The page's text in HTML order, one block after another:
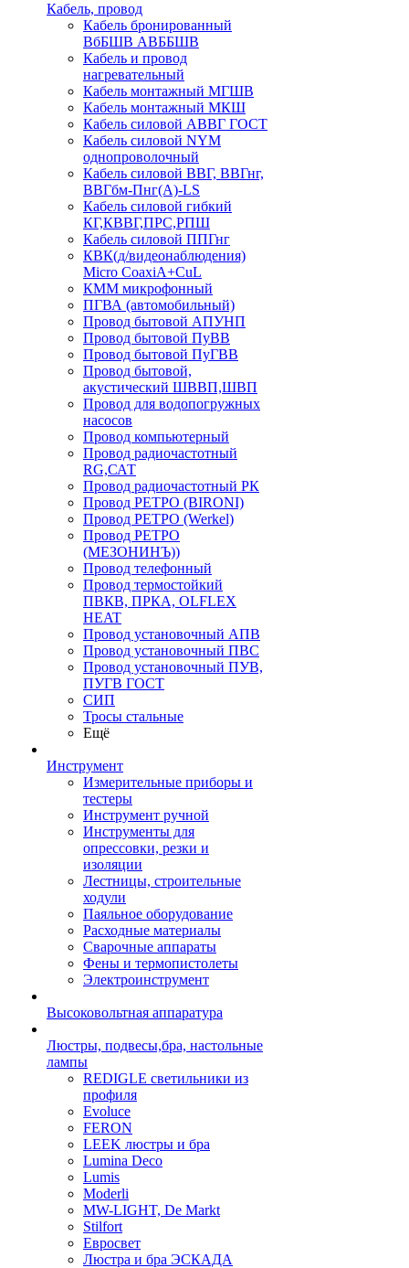
Кабель, провод
Кабель бронированный
ВбБШВ АВББШВ
Кабель и провод
нагревательный
Кабель монтажный МГШВ
Кабель монтажный МКШ
Кабель силовой АВВГ ГОСТ
Кабель силовой NYM
однопроволочный
Кабель силовой ВВГ, ВВГнг,
ВВГбм-Пнг(А)-LS
Кабель силовой гибкий
КГ,КВВГ,ПРС,РПШ
Кабель силовой ППГнг
КВК(д/видеонаблюдения)
Micro CoaxiA+CuL
КММ микрофонный
ПГВА (автомобильный)
Провод бытовой АПУНП
Провод бытовой ПуВВ
Провод бытовой ПуГВВ
Провод бытовой,
акустический ШВВП,ШВП
Провод для водопогружных
насосов
Провод компьютерный
Провод радиочастотный
RG,САТ
Провод радиочастотный РК
Провод РЕТРО (BIRONI)
Провод РЕТРО (Werkel)
Провод РЕТРО
(МЕЗОНИНЪ))
Провод телефонный
Провод термостойкий
ПВКВ, ПРКА, OLFLEX
HEAT
Провод установочный АПВ
Провод установочный ПВС
Провод установочный ПУВ,
ПУГВ ГОСТ
СИП
Тросы стальные
Ещё
Инструмент
Измерительные приборы и
тестеры
Инструмент ручной
Инструменты для
опрессовки, резки и
изоляции
Лестницы, строительные
ходули
Паяльное оборудование
Расходные материалы
Сварочные аппараты
Фены и термопистолеты
Электроинструмент
Высоковольтная аппаратура
Люстры, подвесы,бра, настольные
лампы
REDIGLE светильники из
профиля
Evoluce
FERON
LEEK люстры и бра
Lumina Deco
Lumis
Moderli
MW-LIGHT, De Markt
Stilfort
Евросвет
Люстра и бра ЭСКАДА